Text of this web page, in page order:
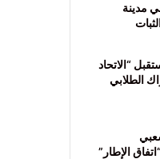
مدينة
“الاتحاد
الطلابي
الإطار”